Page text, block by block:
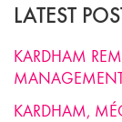
LATEST
KARDHAM
KARDHAM,